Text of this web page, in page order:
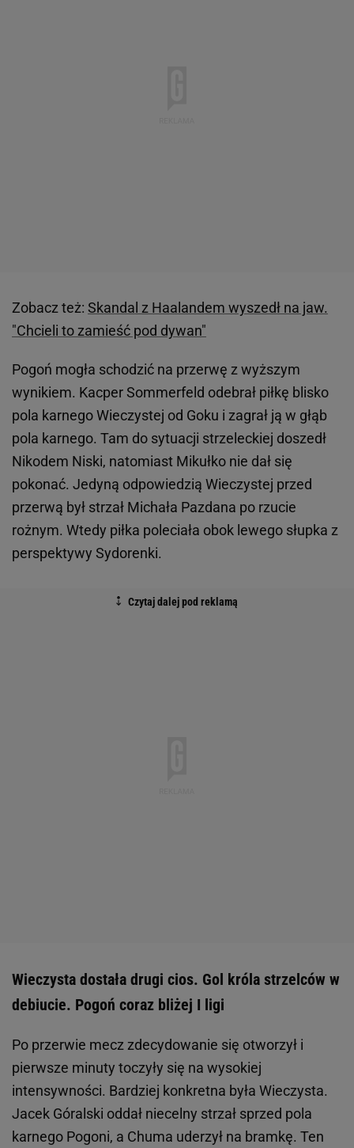
Zobacz też: Skandal z Haalandem wyszedł na jaw.
"Chcieli to zamieść pod dywan"
Pogoń mogła schodzić na przerwę z wyższym
wynikiem. Kacper Sommerfeld odebrał piłkę blisko
pola karnego Wieczystej od Goku i zagrał ją w głąb
pola karnego. Tam do sytuacji strzeleckiej doszedł
Nikodem Niski, natomiast Mikułko nie dał się
pokonać. Jedyną odpowiedzią Wieczystej przed
przerwą był strzał Michała Pazdana po rzucie
rożnym. Wtedy piłka poleciała obok lewego słupka z
perspektywy Sydorenki.
Wieczysta dostała drugi cios. Gol króla strzelców w
debiucie. Pogoń coraz bliżej I ligi
Po przerwie mecz zdecydowanie się otworzył i
pierwsze minuty toczyły się na wysokiej
intensywności. Bardziej konkretna była Wieczysta.
Jacek Góralski oddał niecelny strzał sprzed pola
karnego Pogoni, a Chuma uderzył na bramkę. Ten